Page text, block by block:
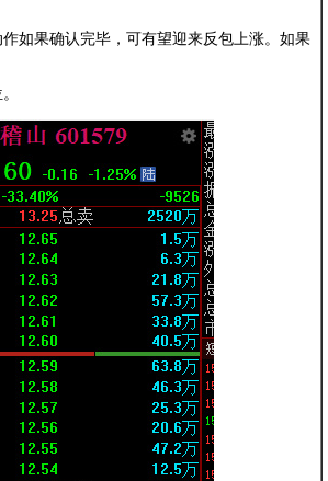
如果确认完毕，可有望迎来反包上涨。如果